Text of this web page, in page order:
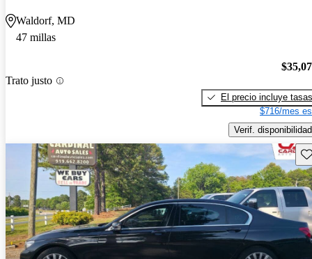
Waldorf, MD
47 millas
Trato justo
El precio incluye tasas
$716/mes
Verif. disponibilidad